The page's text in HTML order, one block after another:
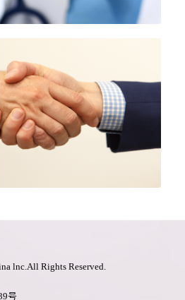
lnc.All Rights Reserved.
号